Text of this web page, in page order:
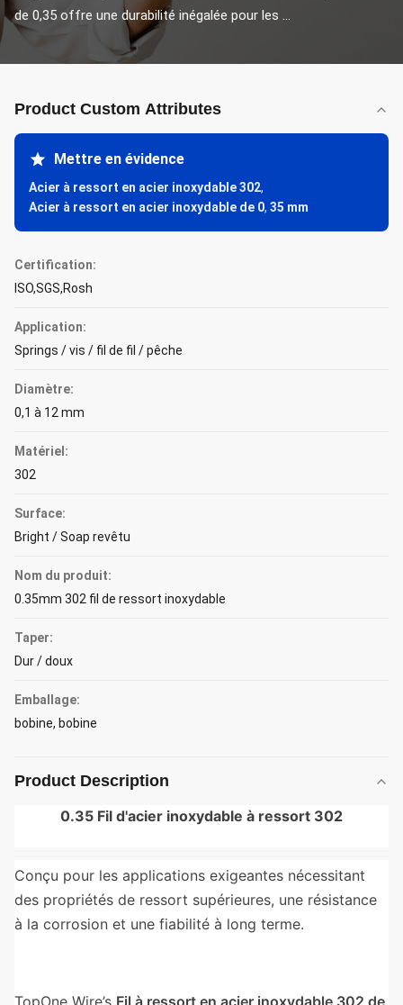
de 0,35 offre une durabilité inégalée pour les ...
Product Custom Attributes
Mettre en évidence
Acier à ressort en acier inoxydable 302,
Acier à ressort en acier inoxydable de 0, 35 mm
Certification:
ISO,SGS,Rosh
Application:
Springs / vis / fil de fil / pêche
Diamètre:
0,1 à 12 mm
Matériel:
302
Surface:
Bright / Soap revêtu
Nom du produit:
0.35mm 302 fil de ressort inoxydable
Taper:
Dur / doux
Emballage:
bobine, bobine
Product Description
0.35 Fil d'acier inoxydable à ressort 302
Conçu pour les applications exigeantes nécessitant
des propriétés de ressort supérieures, une résistance
à la corrosion et une fiabilité à long terme.
TopOne Wire’s Fil à ressort en acier inoxydable 302 de